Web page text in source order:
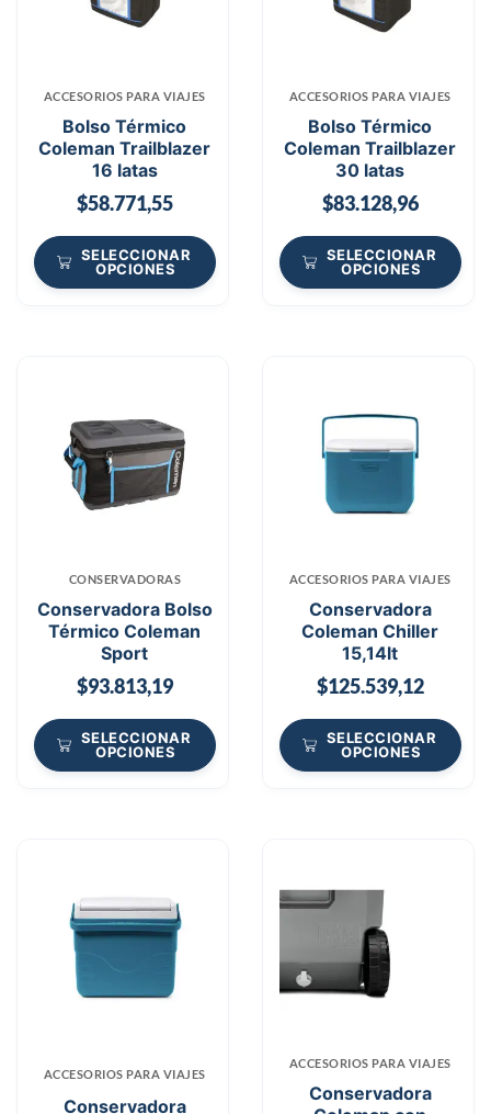
ACCESORIOS PARA VIAJES
Bolso Térmico
Coleman Trailblazer
16 latas
$58.771,55
SELECCIONAR
OPCIONES
ACCESORIOS PARA VIAJES
Bolso Térmico
Coleman Trailblazer
30 latas
$83.128,96
SELECCIONAR
OPCIONES
CONSERVADORAS
Conservadora Bolso
Térmico Coleman
Sport
$93.813,19
SELECCIONAR
OPCIONES
ACCESORIOS PARA VIAJES
Conservadora
Coleman Chiller
15,14lt
$125.539,12
SELECCIONAR
OPCIONES
ACCESORIOS PARA VIAJES
Conservadora
ACCESORIOS PARA VIAJES
Conservadora